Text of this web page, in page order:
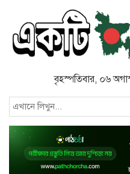
বৃহস্পতিবার, ০৬